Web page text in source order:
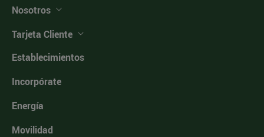
Nosotros
Tarjeta Cliente
Establecimientos
Incorpórate
Energía
Movilidad